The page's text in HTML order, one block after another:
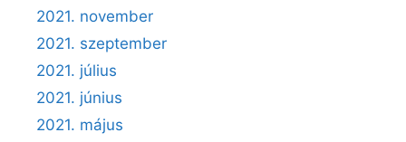
2021. november
2021. szeptember
2021. július
2021. június
2021. május